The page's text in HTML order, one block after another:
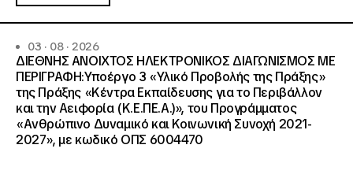
03 · 08 · 2026
ΔΙΕΘΝΗΣ ΑΝΟΙΧΤΟΣ ΗΛΕΚΤΡΟΝΙΚΟΣ ΔΙΑΓΩΝΙΣΜΟΣ ΜΕ
ΠΕΡΙΓΡΑΦΗ:Υποέργο 3 «Υλικό Προβολής της Πράξης»
της Πράξης «Κέντρα Εκπαίδευσης για το Περιβάλλον
και την Αειφορία (Κ.Ε.ΠΕ.Α.)», του Προγράμματος
«Ανθρώπινο Δυναμικό και Κοινωνική Συνοχή 2021-
2027», με κωδικό ΟΠΣ 6004470